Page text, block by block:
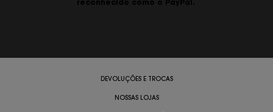
reconhecido como o PayPal.
DEVOLUÇÕES E TROCAS
NOSSAS LOJAS